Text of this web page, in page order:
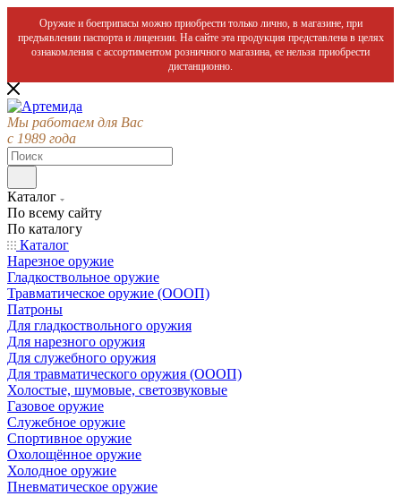
Оружие и боеприпасы можно приобрести только лично, в магазине, при
предъявлении паспорта и лицензии. На сайте эта продукция представлена в целях
ознакомления с ассортиментом розничного магазина, ее нельзя приобрести
дистанционно.
Мы работаем для Вас
с 1989 года
Каталог
По всему сайту
По каталогу
Каталог
Нарезное оружие
Гладкоствольное оружие
Травматическое оружие (ОООП)
Патроны
Для гладкоствольного оружия
Для нарезного оружия
Для служебного оружия
Для травматического оружия (ОООП)
Холостые, шумовые, светозвуковые
Газовое оружие
Служебное оружие
Спортивное оружие
Охолощённое оружие
Холодное оружие
Пневматическое оружие